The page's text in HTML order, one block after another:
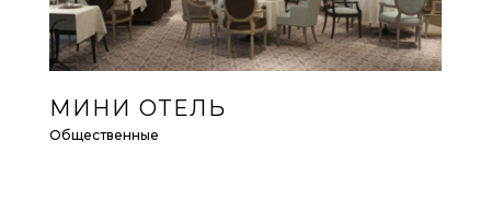
МИНИ ОТЕЛЬ
Общественные